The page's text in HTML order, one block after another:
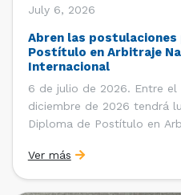
July 6, 2026
Abren las postulaciones
Postítulo en Arbitraje
Internacional
6 de julio de 2026. Entre
diciembre de 2026 tendrá
Diploma de Postítulo en
Derecho Internacional de la
Universidad de Chile y […]
Ver más